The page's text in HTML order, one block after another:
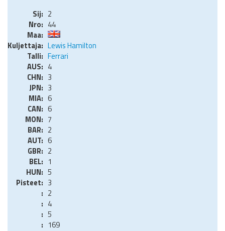
2
44
Lewis Hamilton
Ferrari
4
3
3
6
6
7
2
6
2
1
5
3
2
4
5
169